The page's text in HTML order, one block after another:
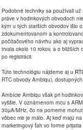
Podobné techniky sa používali
práve v hodinkových obvodoch
kým u tých starších obvodov išlo
zdokumentovanom a
počítačového návrhu ako aj
trvala okolo 10 rokov, a o
po registrácii.
Túto technológiu nájdeme aj u
RTC obvody Ambiqu),
Ambície Ambiqu však pri
vyššie. V oznámenom mcu s
30µA/MHz, čo na pomerne
vôbec nie je málo. Aj keď majú
marketingový ťah vo forme prijatia